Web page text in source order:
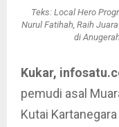
Teks: Local Hero
Nurul Fatihah, Raih
di
Kukar,
pemudi asal
Kutai